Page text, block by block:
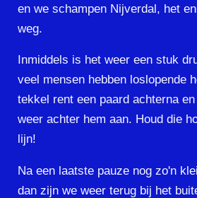
en we schampen Nijverdal, het
weg.
Inmiddels is het weer een stuk
veel mensen hebben loslopende
tekkel rent een paard achterna
weer achter hem aan. Houd die
lijn!
Na een laatste pauze nog zo'n
dan zijn we weer terug bij het